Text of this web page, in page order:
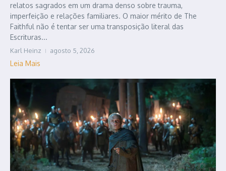
relatos sagrados em um drama denso sobre trauma,
imperfeição e relações familiares. O maior mérito de The
Faithful não é tentar ser uma transposição literal das
Escrituras...
Karl Heinz agosto 5, 2026
Leia Mais